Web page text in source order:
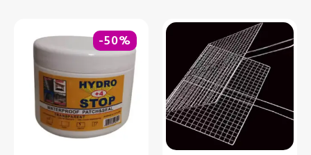
-50%